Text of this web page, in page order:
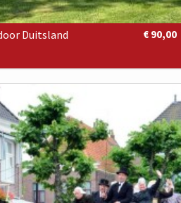
Duitsland € 90,00